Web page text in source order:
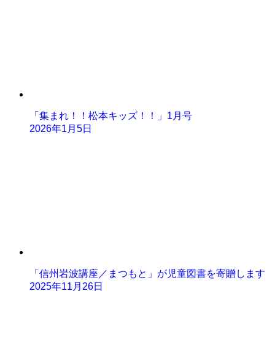
「集まれ！！松本キッズ！！」1月号
2026年1月5日
「信州岩波講座／まつもと」が児童図書を寄贈します
2025年11月26日